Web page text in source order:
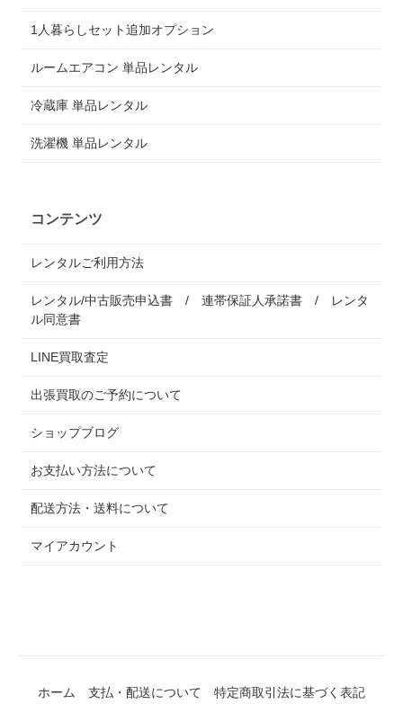
1人暮らしセット追加オプション
ルームエアコン 単品レンタル
冷蔵庫 単品レンタル
洗濯機 単品レンタル
コンテンツ
レンタルご利用方法
レンタル/中古販売申込書 / 連帯保証人承諾書 / レンタ
ル同意書
LINE買取査定
出張買取のご予約について
ショップブログ
お支払い方法について
配送方法・送料について
マイアカウント
ホーム 支払・配送について
特定商取引法に基づく表記